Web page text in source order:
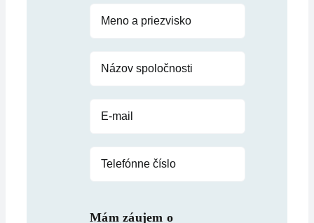
Mám záujem o